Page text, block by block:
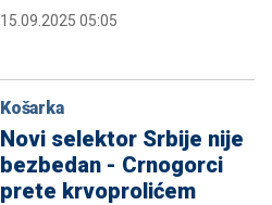
15.09.2025 05:05
Košarka
Novi selektor Srbije nije
bezbedan - Crnogorci
prete krvoprolićem